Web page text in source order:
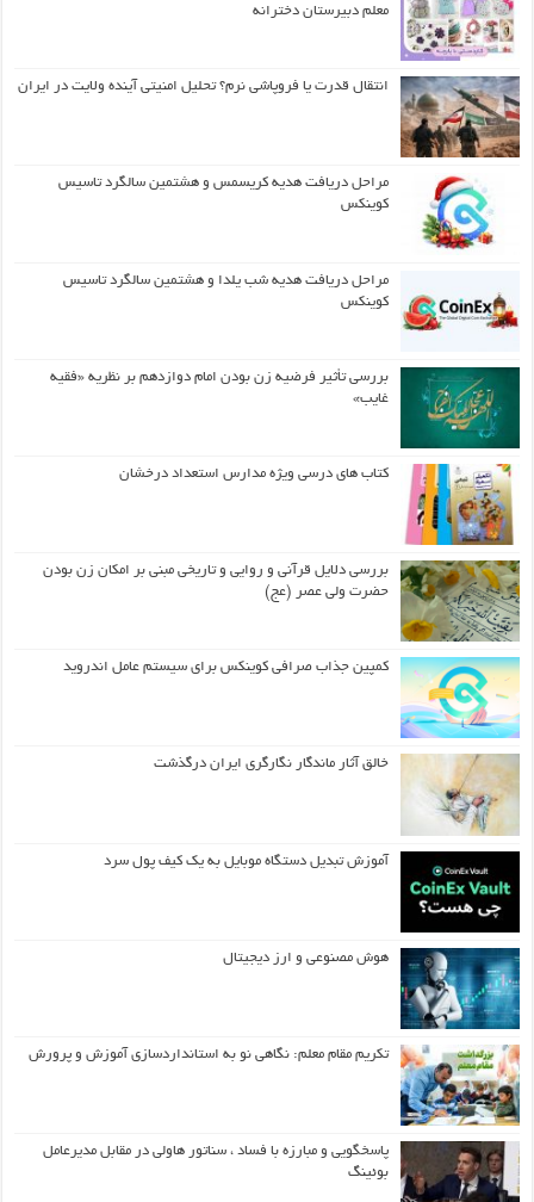
معلم دبیرستان دخترانه
انتقال قدرت یا فروپاشی نرم؟ تحلیل امنیتی آینده ولایت در ایران
مراحل دریافت هدیه کریسمس و هشتمین سالگرد تاسیس
کوینکس
مراحل دریافت هدیه شب یلدا و هشتمین سالگرد تاسیس
کوینکس
بررسی تأثیر فرضیه زن بودن امام دوازدهم بر نظریه «فقیه
غایب»
کتاب های درسی ویژه مدارس استعداد درخشان
بررسی دلایل قرآنی و روایی و تاریخی مبنی بر امکان زن بودن
حضرت ولی عصر (عج)
کمپین جذاب صرافی کوینکس برای سیستم عامل اندروید
خالق آثار ماندگار نگارگری ایران درگذشت
آموزش تبدیل دستگاه موبایل به یک کیف‌ پول سرد
هوش مصنوعی و ارز دیجیتال
تکریم مقام معلم: نگاهی نو به استانداردسازی آموزش و پرورش
پاسخگویی و مبارزه با فساد ، سناتور هاولی در مقابل مدیرعامل
بوئینگ